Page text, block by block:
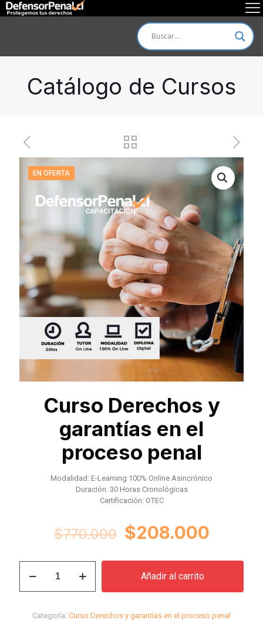
Catálogo de Cursos
EN OFERTA
Curso Derechos y
garantías en el
proceso penal
Modalidad: E-Learning 100% Online Asincrónico
Duración: 30 Horas Cronológicas
Certificación: OTEC
$770.000 El
original
era:
$208.000El
actual
Derechos
Añadir al carrito
Categoría: Curso Derechos y garantías en el proceso penal